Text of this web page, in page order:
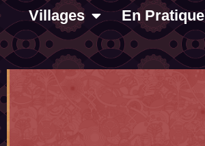
Villages
En Pratique